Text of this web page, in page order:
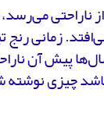
ناراحتی
زمانی
پیش آن
چیزی نوشته